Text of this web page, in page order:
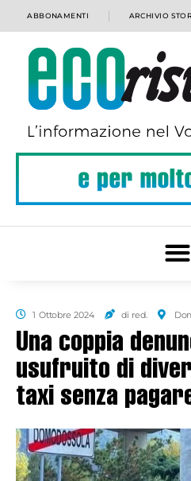
ABBONAMENTI ARCHIVIO
1 Ottobre 2024 di red.
Una coppia
usufruito di
taxi senza